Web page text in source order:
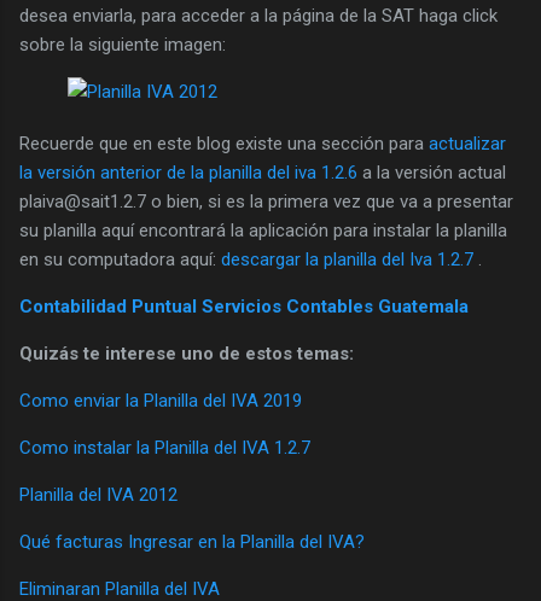
desea enviarla, para acceder a la página de la SAT haga click
sobre la siguiente imagen:
Recuerde que en este blog existe una sección para actualizar
la versión anterior de la planilla del iva 1.2.6 a la versión actual
plaiva@sait1.2.7 o bien, si es la primera vez que va a presentar
su planilla aquí encontrará la aplicación para instalar la planilla
en su computadora aquí: descargar la planilla del Iva 1.2.7 .
Contabilidad Puntual Servicios Contables Guatemala
Quizás te interese uno de estos temas:
Como enviar la Planilla del IVA 2019
Como instalar la Planilla del IVA 1.2.7
Planilla del IVA 2012
Qué facturas Ingresar en la Planilla del IVA?
Eliminaran Planilla del IVA